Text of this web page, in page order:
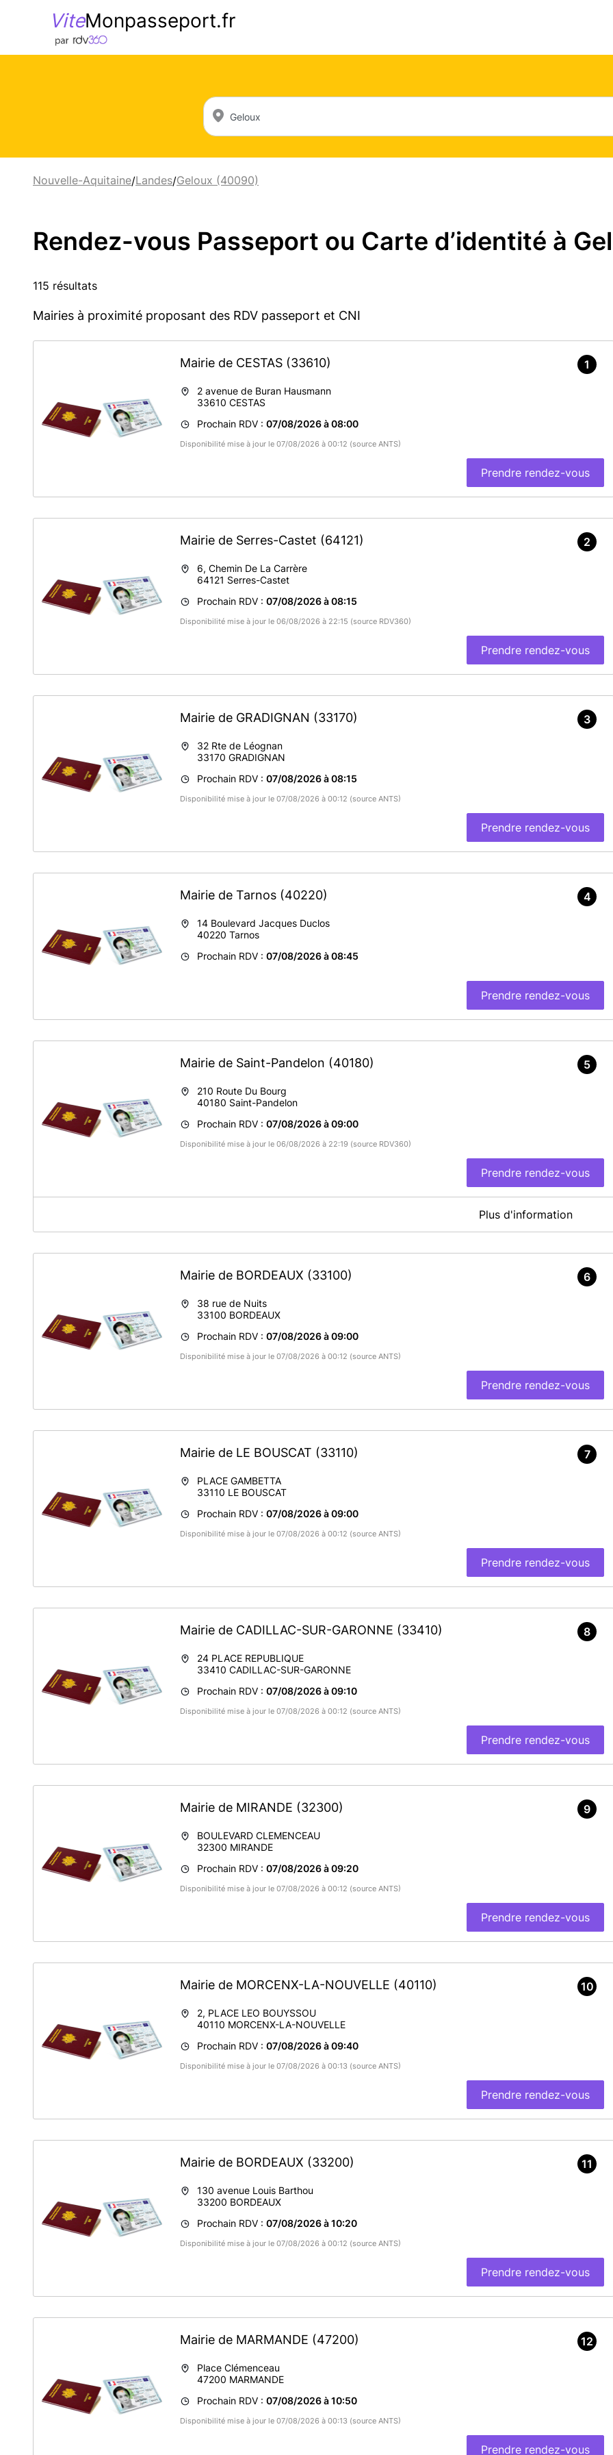
ViteMonpasseport.fr
Nouvelle-Aquitaine/Landes/Geloux (40090)
Rendez-vous Passeport ou Carte d’identité à
115 résultats
Mairies à proximité proposant des RDV passeport et CNI
Mairie de CESTAS (33610)
2 avenue de Buran Hausmann
33610 CESTAS
Prochain RDV : 07/08/2026 à 08:00
Disponibilité mise à jour le 07/08/2026 à 00:12 (source ANTS)
Prendre rendez-vous
1
Mairie de Serres-Castet (64121)
6, Chemin De La Carrère
64121 Serres-Castet
Prochain RDV : 07/08/2026 à 08:15
Disponibilité mise à jour le 06/08/2026 à 22:15 (source RDV360)
Prendre rendez-vous
2
Mairie de GRADIGNAN (33170)
32 Rte de Léognan
33170 GRADIGNAN
Prochain RDV : 07/08/2026 à 08:15
Disponibilité mise à jour le 07/08/2026 à 00:12 (source ANTS)
Prendre rendez-vous
3
Mairie de Tarnos (40220)
14 Boulevard Jacques Duclos
40220 Tarnos
Prochain RDV : 07/08/2026 à 08:45
Prendre rendez-vous
4
Mairie de Saint-Pandelon (40180)
210 Route Du Bourg
40180 Saint-Pandelon
Prochain RDV : 07/08/2026 à 09:00
Disponibilité mise à jour le 06/08/2026 à 22:19 (source RDV360)
Prendre rendez-vous
5
Nous vous remercions de patienter pour la réception de cet e-mail ne pas renouveler inutilement votre demande de
Plus d'information
Mairie de BORDEAUX (33100)
38 rue de Nuits
33100 BORDEAUX
Prochain RDV : 07/08/2026 à 09:00
Disponibilité mise à jour le 07/08/2026 à 00:12 (source ANTS)
Prendre rendez-vous
6
Mairie de LE BOUSCAT (33110)
PLACE GAMBETTA
33110 LE BOUSCAT
Prochain RDV : 07/08/2026 à 09:00
Disponibilité mise à jour le 07/08/2026 à 00:12 (source ANTS)
Prendre rendez-vous
7
Mairie de CADILLAC-SUR-GARONNE (33410)
24 PLACE REPUBLIQUE
33410 CADILLAC-SUR-GARONNE
Prochain RDV : 07/08/2026 à 09:10
Disponibilité mise à jour le 07/08/2026 à 00:12 (source ANTS)
Prendre rendez-vous
8
Mairie de MIRANDE (32300)
BOULEVARD CLEMENCEAU
32300 MIRANDE
Prochain RDV : 07/08/2026 à 09:20
Disponibilité mise à jour le 07/08/2026 à 00:12 (source ANTS)
Prendre rendez-vous
9
Mairie de MORCENX-LA-NOUVELLE (40110)
2, PLACE LEO BOUYSSOU
40110 MORCENX-LA-NOUVELLE
Prochain RDV : 07/08/2026 à 09:40
Disponibilité mise à jour le 07/08/2026 à 00:13 (source ANTS)
Prendre rendez-vous
10
Mairie de BORDEAUX (33200)
130 avenue Louis Barthou
33200 BORDEAUX
Prochain RDV : 07/08/2026 à 10:20
Disponibilité mise à jour le 07/08/2026 à 00:12 (source ANTS)
Prendre rendez-vous
11
Mairie de MARMANDE (47200)
Place Clémenceau
47200 MARMANDE
Prochain RDV : 07/08/2026 à 10:50
Disponibilité mise à jour le 07/08/2026 à 00:13 (source ANTS)
Prendre rendez-vous
12